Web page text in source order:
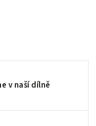
v naší dílně